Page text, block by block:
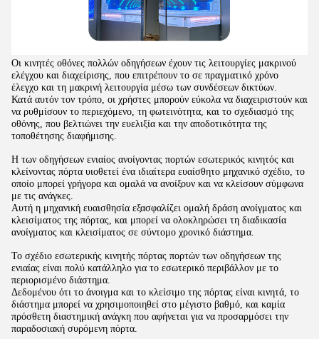
Οι κινητές οθόνες πολλών οδηγήσεων έχουν τις λειτουργίες μακρινού
ελέγχου και διαχείρισης, που επιτρέπουν το σε πραγματικό χρόνο
έλεγχο και τη μακρινή λειτουργία μέσω των συνδέσεων δικτύων.
Κατά αυτόν τον τρόπο, οι χρήστες μπορούν εύκολα να διαχειριστούν και
να ρυθμίσουν το περιεχόμενο, τη φωτεινότητα, και το σχεδιασμό της
οθόνης, που βελτιώνει την ευελιξία και την αποδοτικότητα της
τοποθέτησης διαφήμισης.
Η των οδηγήσεων ενιαίος ανοίγοντας πορτών εσωτερικός κινητός και
κλείνοντας πόρτα υιοθετεί ένα ιδιαίτερα ευαίσθητο μηχανικό σχέδιο, το
οποίο μπορεί γρήγορα και ομαλά να ανοίξουν και να κλείσουν σύμφωνα
με τις ανάγκες.
Αυτή η μηχανική ευαισθησία εξασφαλίζει ομαλή δράση ανοίγματος και
κλεισίματος της πόρτας, και μπορεί να ολοκληρώσει τη διαδικασία
ανοίγματος και κλεισίματος σε σύντομο χρονικό διάστημα.
Το σχέδιο εσωτερικής κινητής πόρτας πορτών των οδηγήσεων της
ενιαίας είναι πολύ κατάλληλο για το εσωτερικό περιβάλλον με το
περιορισμένο διάστημα.
Δεδομένου ότι το άνοιγμα και το κλείσιμο της πόρτας είναι κινητά, το
διάστημα μπορεί να χρησιμοποιηθεί στο μέγιστο βαθμό, και καμία
πρόσθετη διαστημική ανάγκη που αφήνεται για να προσαρμόσει την
παραδοσιακή συρόμενη πόρτα.